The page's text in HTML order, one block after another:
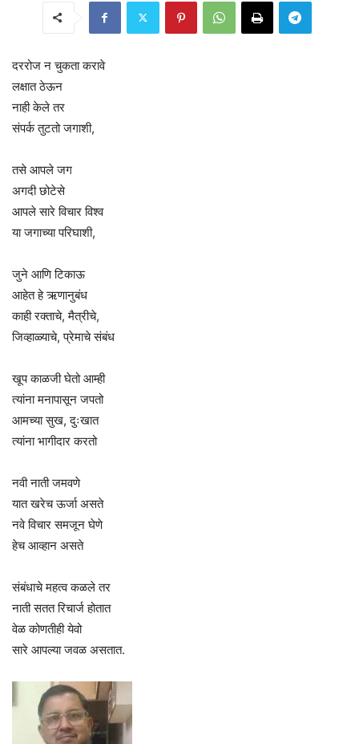
दररोज न चुकता करावे
लक्षात ठेऊन
नाही केले तर
संपर्क तुटतो जगाशी,
तसे आपले जग
अगदी छोटेसे
आपले सारे विचार विश्व
या जगाच्या परिघाशी,
जुने आणि टिकाऊ
आहेत हे ऋणानुबंध
काही रक्ताचे, मैत्रीचे,
जिव्हाळ्याचे, प्रेमाचे संबंध
खूप काळजी घेतो आम्ही
त्यांना मनापासून जपतो
आमच्या सुख, दुःखात
त्यांना भागीदार करतो
नवी नाती जमवणे
यात खरेच ऊर्जा असते
नवे विचार समजून घेणे
हेच आव्हान असते
संबंधाचे महत्व कळले तर
नाती सतत रिचार्ज होतात
वेळ कोणतीही येवो
सारे आपल्या जवळ असतात.